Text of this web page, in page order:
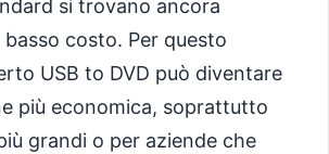
si trovano ancora
costo. Per questo
USB to DVD può diventare
più economica, soprattutto
grandi o per aziende che